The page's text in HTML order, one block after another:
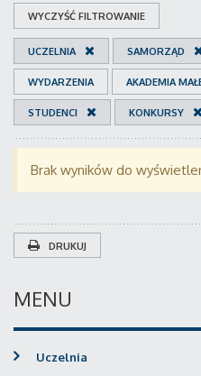
WYCZYŚĆ FILTROWANIE
UCZELNIA SAMORZĄD
WYDARZENIA AKADEMIA
STUDENCI KONKURSY
Brak wyników do
DRUKUJ
MENU
Uczelnia